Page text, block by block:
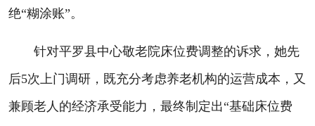
绝“糊涂账”。
针对平罗县中心敬老院床位费调整的诉求，她先
后5次上门调研，既充分考虑养老机构的运营成本，又
兼顾老人的经济承受能力，最终制定出“基础床位费